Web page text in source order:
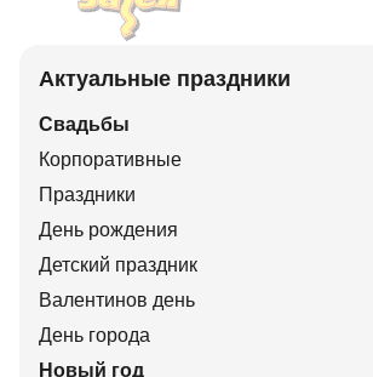
Актуальные праздники
Свадьбы
Корпоративные
Праздники
День рождения
Детский праздник
Валентинов день
День города
Новый год